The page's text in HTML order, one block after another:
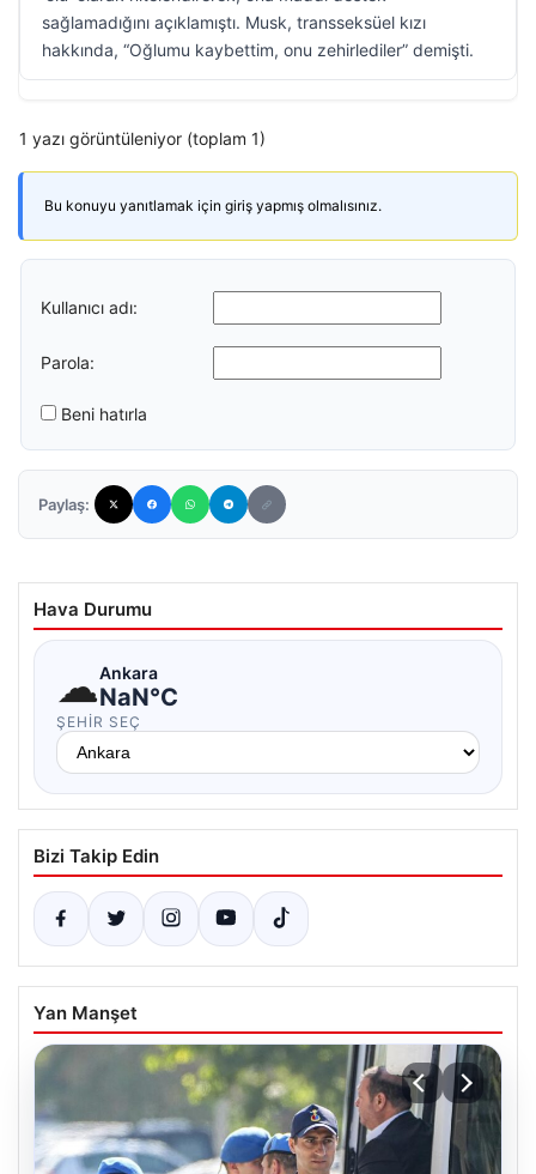
sağlamadığını açıklamıştı. Musk, transseksüel kızı
hakkında, “Oğlumu kaybettim, onu zehirlediler” demişti.
1 yazı görüntüleniyor (toplam 1)
Bu konuyu yanıtlamak için giriş yapmış olmalısınız.
Kullanıcı adı:
Parola:
Beni hatırla
Paylaş:
Hava Durumu
☁Ankara
NaN°C
ŞEHIR SEÇ
Bizi Takip Edin
Yan Manşet